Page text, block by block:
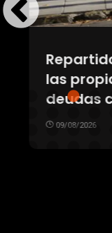
las
deudas
09/08/2026